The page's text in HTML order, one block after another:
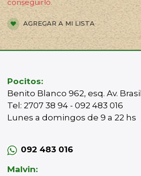
conseguirlo.
AGREGAR A MI LISTA
Pocitos:
Benito Blanco 962, esq. Av. Brasil
Tel: 2707 38 94 - 092 483 016
Lunes a domingos de 9 a 22 hs
092 483 016
Malvin: